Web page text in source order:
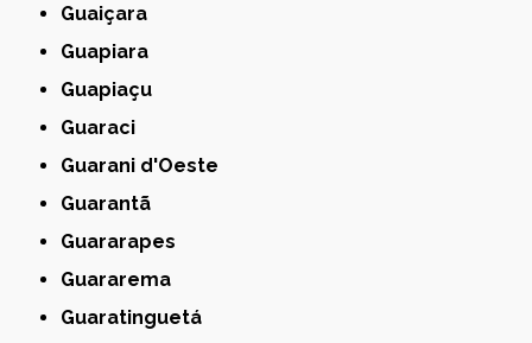
Guaiçara
Guapiara
Guapiaçu
Guaraci
Guarani d'Oeste
Guarantã
Guararapes
Guararema
Guaratinguetá